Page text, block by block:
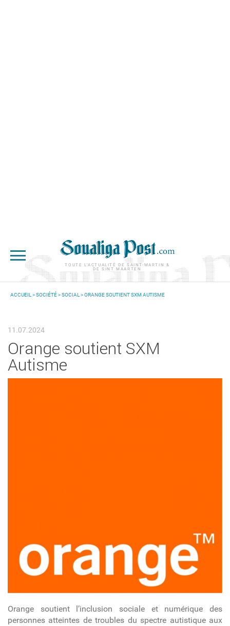
TOUTE L'ACTUALITÉ DE SAINT-MARTIN &
DE SINT MAARTEN
ACCUEIL >SOCIÉTÉ>SOCIAL > ORANGE SOUTIENT SXM AUTISME
11.07.2024
Orange soutient SXM
Autisme
Orange soutient l’inclusion sociale et numérique des
personnes atteintes de troubles du spectre autistique aux